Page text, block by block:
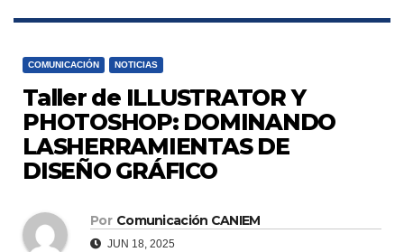
COMUNICACIÓN NOTICIAS
Taller de ILLUSTRATOR Y
PHOTOSHOP: DOMINANDO
LASHERRAMIENTAS DE
DISEÑO GRÁFICO
Por Comunicación CANIEM
JUN 18, 2025